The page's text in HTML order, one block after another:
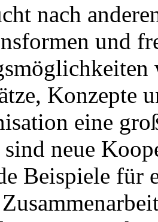
nach
und
Konzepte
eine
sind neue
Beispiele für